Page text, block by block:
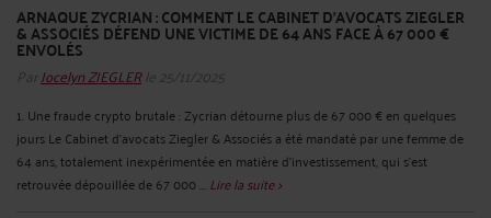
ARNAQUE ZYCRIAN : COMMENT LE CABINET D’AVOCATS ZIEGLER
& ASSOCIÉS DÉFEND UNE VICTIME DE 64 ANS FACE À 67 000 €
ENVOLÉS
Par Jocelyn ZIEGLERle 25/11/2025
1. Une fraude crypto brutale : Zycrian détourne plus de 67 000 € en quelques
jours Le Cabinet d’avocats Ziegler & Associés a été mandaté par une femme de
64 ans, totalement inexpérimentée en matière d’investissement, qui s’est
retrouvée dépouillée de 67 000 ... Lire la suite >